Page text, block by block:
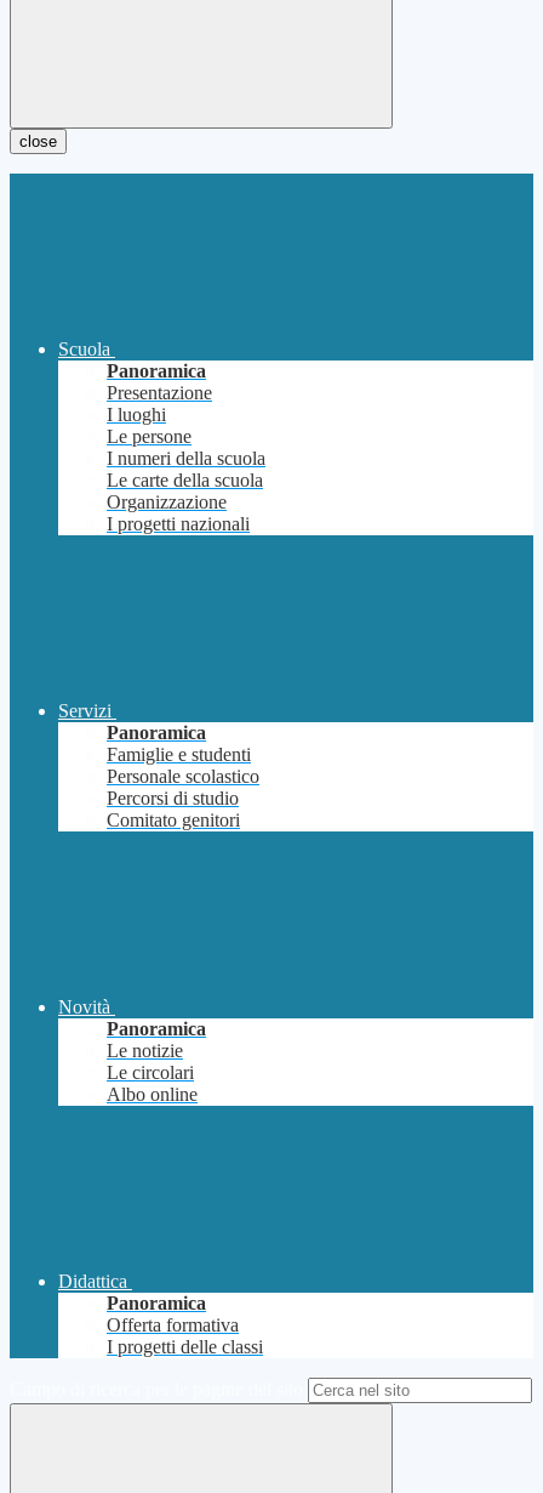
close
Scuola
Panoramica
Presentazione
I luoghi
Le persone
I numeri della scuola
Le carte della scuola
Organizzazione
I progetti nazionali
Servizi
Panoramica
Famiglie e studenti
Personale scolastico
Percorsi di studio
Comitato genitori
Novità
Panoramica
Le notizie
Le circolari
Albo online
Didattica
Panoramica
Offerta formativa
I progetti delle classi